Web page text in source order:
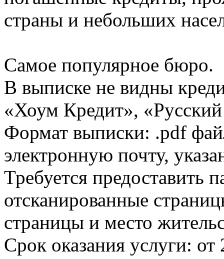
страны и небольших
Самое популярное бюро.
В выписке не видны
«Хоум Кредит»,
Формат выписки: .pdf
электронную почту,
Требуется предоставить
отсканированные
страницы и место
Срок оказания услуги: от